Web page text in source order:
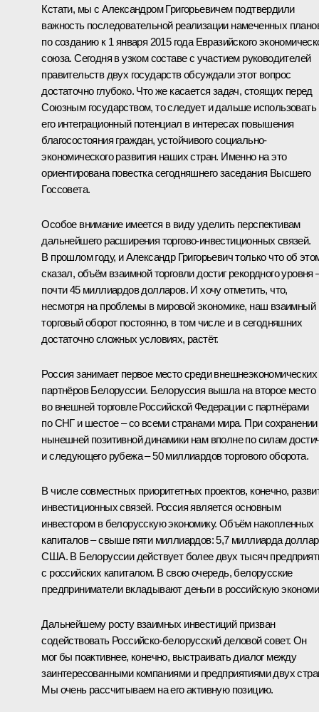
Кстати, мы с Александром Григорьевичем подтвердили
важность последовательной реализации намеченных
по созданию к 1 января 2015 года Евразийского
союза. Сегодня в узком составе с участием руководителей
правительств двух государств обсуждали этот вопрос
достаточно глубоко. Что же касается задач, стоящих перед
Союзным государством, то следует и дальше использовать
его интеграционный потенциал в интересах повышения
благосостояния граждан, устойчивого социально-
экономического развития наших стран. Именно на это
ориентирована повестка сегодняшнего заседания Высшего
Госсовета.
Особое внимание имеется в виду уделить перспективам
дальнейшего расширения торгово-инвестиционных связей.
В прошлом году, и Александр Григорьевич только что об
сказал, объём взаимной торговли достиг рекордного уровня
почти 45 миллиардов долларов. И хочу отметить, что,
несмотря на проблемы в мировой экономике, наш взаимный
торговый оборот постоянно, в том числе и в сегодняшних
достаточно сложных условиях, растёт.
Россия занимает первое место среди внешнеэкономических
партнёров Белоруссии. Белоруссия вышла на второе место
во внешней торговле Российской Федерации с партнёрами
по СНГ и шестое – со всеми странами мира. При сохранении
нынешней позитивной динамики нам вполне по силам
и следующего рубежа – 50 миллиардов торгового оборота.
В числе совместных приоритетных проектов, конечно,
инвестиционных связей. Россия является основным
инвестором в белорусскую экономику. Объём накопленных
капиталов – свыше пяти миллиардов: 5,7 миллиарда
США. В Белоруссии действует более двух тысяч
с российских капиталом. В свою очередь, белорусские
предприниматели вкладывают деньги в российскую
Дальнейшему росту взаимных инвестиций призван
содействовать Российско-белорусский деловой совет. Он
мог бы поактивнее, конечно, выстраивать диалог между
заинтересованными компаниями и предприятиями двух
Мы очень рассчитываем на его активную позицию.